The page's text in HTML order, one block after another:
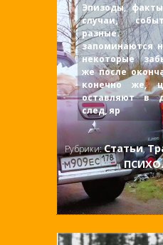
Эпизоды,
случаи,
разные.
запоминаются
некоторые
же после
конечно же,
оставляют в
след, яр
Рубрики:Статьи,